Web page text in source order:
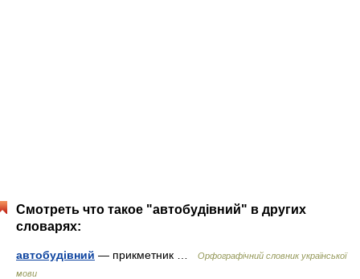
Смотреть что такое "автобудівний" в других
словарях:
автобудівний — прикметник …
Орфографічний словник української
мови